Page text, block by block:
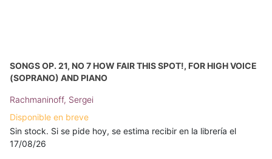
SONGS OP. 21, NO 7 HOW FAIR THIS SPOT!, FOR HIGH VOICE
(SOPRANO) AND PIANO
Rachmaninoff, Sergei
Disponible en breve
Sin stock. Si se pide hoy, se estima recibir en la librería el
17/08/26